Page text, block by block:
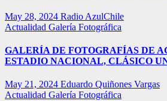
May 28, 2024 Radio AzulChile
Actualidad Galería Fotográfica
GALERÍA DE FOTOGRAFÍAS DE
ESTADIO NACIONAL, CLÁSICO
May 21, 2024 Eduardo Quiñones Vargas
Actualidad Galería Fotográfica